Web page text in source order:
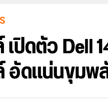
เปิดตัว Dell
อัดแน่นขุมพ